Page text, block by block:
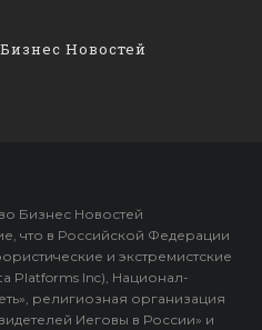
Новостей
Бизнес Новостей
что в Российской Федерации
и экстремистские
Platforms Inc), Национал-
религиозная организация
Иеговы в России» и